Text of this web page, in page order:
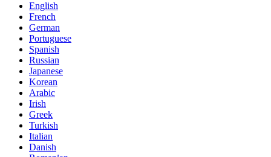
English
French
German
Portuguese
Spanish
Russian
Japanese
Korean
Arabic
Irish
Greek
Turkish
Italian
Danish